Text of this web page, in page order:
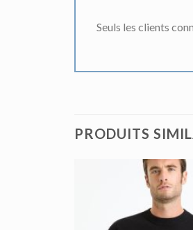
Seuls les clients
PRODUITS